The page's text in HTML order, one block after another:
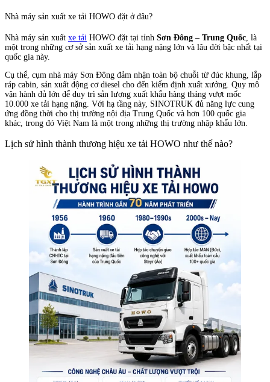
Nhà máy sản xuất xe tải HOWO đặt ở đâu?
Nhà máy sản xuất xe tải HOWO đặt tại tỉnh Sơn Đông – Trung Quốc , là
một trong những cơ sở sản xuất xe tải hạng nặng lớn và lâu đời bậc nhất tại
quốc gia này.
Cụ thể, cụm nhà máy Sơn Đông đảm nhận toàn bộ chuỗi từ đúc khung, lắp
ráp cabin, sản xuất động cơ diesel cho đến kiểm định xuất xưởng. Quy mô
vận hành đủ lớn để duy trì sản lượng xuất khẩu hàng tháng vượt mốc
10.000 xe tải hạng nặng. Với hạ tầng này, SINOTRUK đủ năng lực cung
ứng đồng thời cho thị trường nội địa Trung Quốc và hơn 100 quốc gia
khác, trong đó Việt Nam là một trong những thị trường nhập khẩu lớn.
Lịch sử hình thành thương hiệu xe tải HOWO như thế nào?